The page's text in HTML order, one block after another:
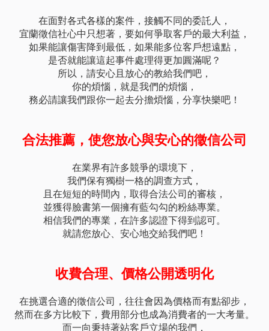
在面對各式各樣的案件，接觸不同的委託人，
宜蘭徵信社心中只想著，要如何爭取客戶的最大利益，
如果能讓傷害降到最低，如果能多位客戶想遠點，
是否就能讓這起事件處理得更加圓滿呢？
所以，請安心且放心的教給我們吧，
你的煩惱，就是我們的煩惱，
務必請讓我們跟你一起去分擔煩惱，分享快樂吧！
合法推薦，使您放心與安心的徵信公司
在業界有許多競爭的環境下，
我們保有獨樹一格的調查方式，
且在短短的時間內，取得合法公司的審核，
並獲得臉書第一個擁有藍勾勾的粉絲專業。
相信我們的專業，在許多認證下得到認可。
就請您放心、安心地交給我們吧！
收費合理、價格公開透明化
在挑選合適的徵信公司，往往會因為價格而有點卻步，
然而在多方比較下，費用部分也成為消費者的一大考量。
而一向秉持著站客戶立場的我們，